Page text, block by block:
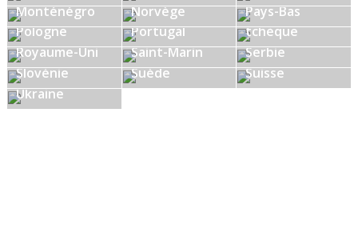
Monténégro
Norvège
Pays-Bas
Pologne
Portugal
République
tchèque
Royaume-Uni
Saint-Marin
Serbie
Slovénie
Suède
Suisse
Ukraine